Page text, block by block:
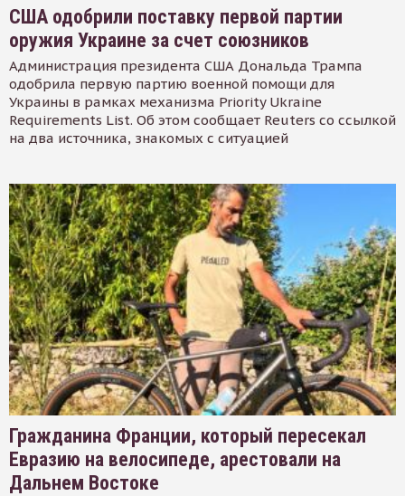
США одобрили поставку первой партии
оружия Украине за счет союзников
Администрация президента США Дональда Трампа
одобрила первую партию военной помощи для
Украины в рамках механизма Priority Ukraine
Requirements List. Об этом сообщает Reuters со ссылкой
на два источника, знакомых с ситуацией
Гражданина Франции, который пересекал
Евразию на велосипеде, арестовали на
Дальнем Востоке